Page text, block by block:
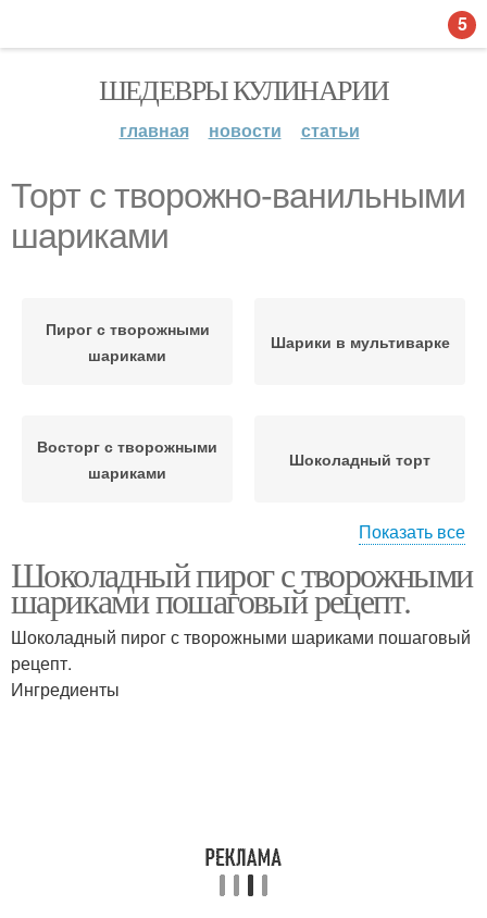
ШЕДЕВРЫ КУЛИНАРИИ
главная новости статьи
Торт с творожно-ванильными
шариками
Пирог с творожными
шариками
Шарики в мультиварке
Восторг с творожными
шариками
Шоколадный торт
Торт с творожными
шариками
Оригинальный торт
Торт с творожно-
Показать все
Шоколадный пирог с творожными
шариками пошаговый рецепт.
Шоколадный пирог с творожными шариками пошаговый
рецепт.
Ингредиенты
5